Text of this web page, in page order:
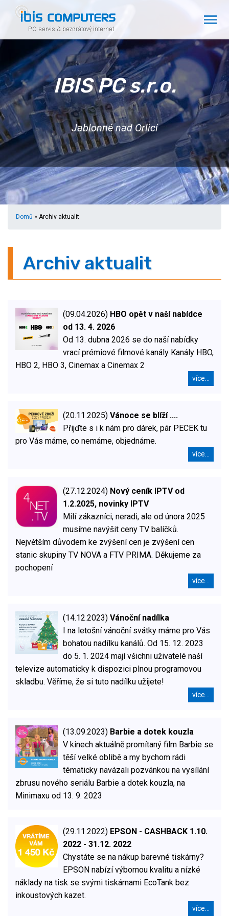
IBIS PC s.r.o.
Jablonné nad Orlicí
Domů » Archiv aktualit
Archiv aktualit
(09.04.2026) HBO opět v naší nabídce
od 13. 4. 2026
Od 13. dubna 2026 se do naší nabídky
vrací prémiové filmové kanály Kanály HBO,
HBO 2, HBO 3, Cinemax a Cinemax 2
více...
(20.11.2025) Vánoce se blíží ....
Přijďte s i k nám pro dárek, pár PECEK tu
pro Vás máme, co nemáme, objednáme.
více...
(27.12.2024) Nový ceník IPTV od
1.2.2025, novinky IPTV
Milí zákazníci, neradi, ale od února 2025
musíme navýšit ceny TV balíčků.
Největším důvodem ke zvýšení cen je zvýšení cen
stanic skupiny TV NOVA a FTV PRIMA. Děkujeme za
pochopení
více...
(14.12.2023) Vánoční nadílka
I na letošní vánoční svátky máme pro Vás
bohatou nadílku kanálů. Od 15. 12. 2023
do 5. 1. 2024 mají všichni uživatelé naší
televize automaticky k dispozici plnou programovou
skladbu. Věříme, že si tuto nadílku užijete!
více...
(13.09.2023) Barbie a dotek kouzla
V kinech aktuálně promítaný film Barbie se
těší velké oblibě a my bychom rádi
tématicky navázali pozvánkou na vysílání
zbrusu nového seriálu Barbie a dotek kouzla, na
Minimaxu od 13. 9. 2023
(29.11.2022) EPSON - CASHBACK 1.10.
2022 - 31.12. 2022
Chystáte se na nákup barevné tiskárny?
EPSON nabízí výbornou kvalitu a nízké
náklady na tisk se svými tiskárnami EcoTank bez
inkoustových kazet.
více...